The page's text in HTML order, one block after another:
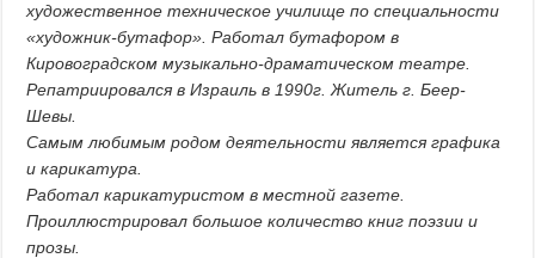
художественное техническое училище по специальности
«художник-бутафор». Работал бутафором в
Кировоградском музыкально-драматическом театре.
Репатриировался в Израиль в 1990г. Житель г. Беер-
Шевы.
Самым любимым родом деятельности является графика
и карикатура.
Работал карикатуристом в местной газете.
Проиллюстрировал большое количество книг поэзии и
прозы.